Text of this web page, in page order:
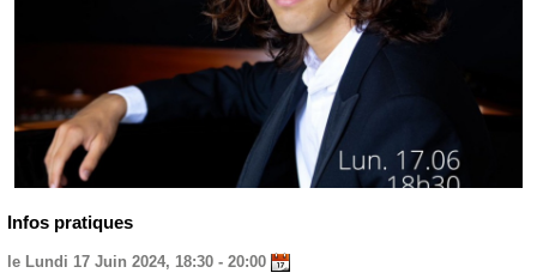
Infos pratiques
le Lundi 17 Juin 2024, 18:30 - 20:00